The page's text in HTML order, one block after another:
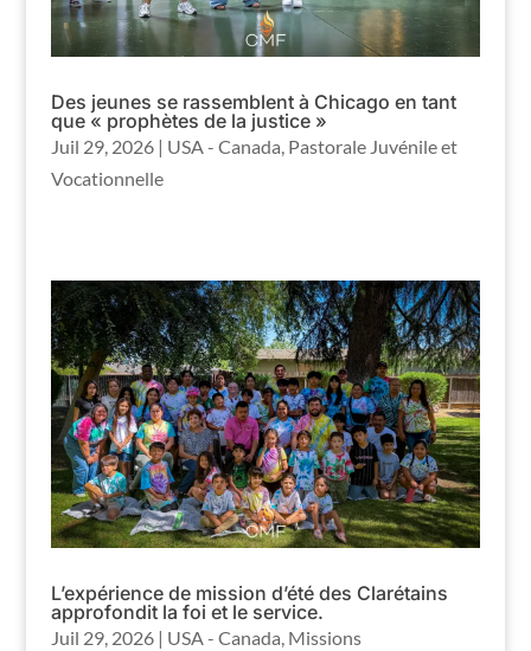
Des jeunes se rassemblent à Chicago en tant
que « prophètes de la justice »
Juil 29, 2026| USA - Canada Pastorale Juvénile et
Vocationnelle
L’expérience de mission d’été des Clarétains
approfondit la foi et le service.
Juil 29, 2026| USA - Canada, Missions